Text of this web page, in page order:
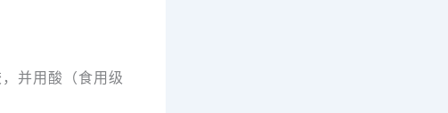
并用酸（食用级